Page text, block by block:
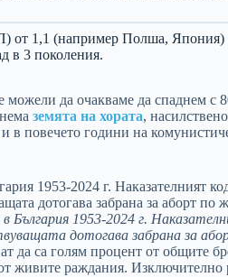
от 1,1 (например Полша, Япония)
в 3 поколения.
да очакваме да спаднем
земята на хората, насилствено
в повечето години на
1953-2024 г.
дотогава забрана за
да са голям процент от общите
живите раждания. Изключително